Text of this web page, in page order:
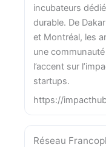
incubateurs
durable. De
et Montréal, les
une
l’accent sur
startups.
https://
Réseau